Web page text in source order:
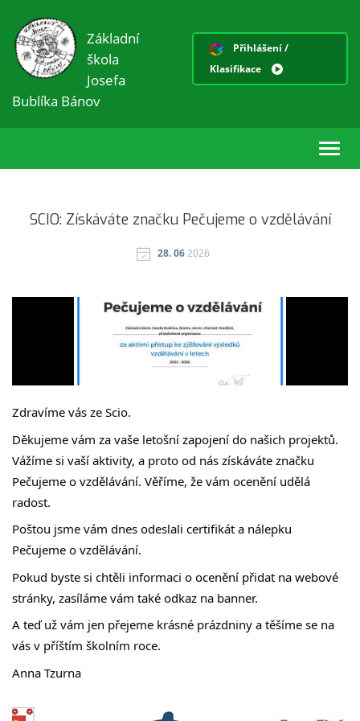
Základní
škola
Josefa
Bublíka Bánov
Přihlášení /
Klasifikace
SCIO: Získáváte značku Pečujeme o vzdělávání
28. 062026
Zdravíme vás ze Scio.
Děkujeme vám za vaše letošní zapojení do našich projektů.
Vážíme si vaší aktivity, a proto od nás získáváte značku
Pečujeme o vzdělávání. Věříme, že vám ocenění udělá
radost.
Poštou jsme vám dnes odeslali certifikát a nálepku
Pečujeme o vzdělávání.
Pokud byste si chtěli informaci o ocenění přidat na webové
stránky, zasíláme vám také odkaz na banner.
A teď už vám jen přejeme krásné prázdniny a těšíme se na
vás v příštím školním roce.
Anna Tzurna